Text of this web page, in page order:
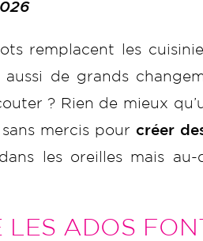
remplacent les
de grands
? Rien de mieux
mercis pour créer
les oreilles mais
LES ADOS